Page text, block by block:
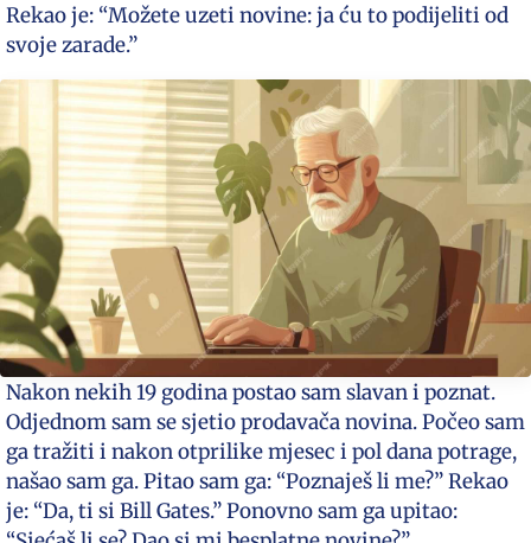
Rekao je: “Možete uzeti novine: ja ću to podijeliti od
svoje zarade.”
Nakon nekih 19 godina postao sam slavan i poznat.
Odjednom sam se sjetio prodavača novina. Počeo sam
ga tražiti i nakon otprilike mjesec i pol dana potrage,
našao sam ga. Pitao sam ga: “Poznaješ li me?” Rekao
je: “Da, ti si Bill Gates.” Ponovno sam ga upitao: